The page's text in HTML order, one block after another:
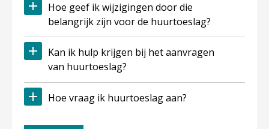
Hoe geef ik wijzigingen door die
belangrijk zijn voor de huurtoeslag?
Kan ik hulp krijgen bij het aanvragen
van huurtoeslag?
Hoe vraag ik huurtoeslag aan?